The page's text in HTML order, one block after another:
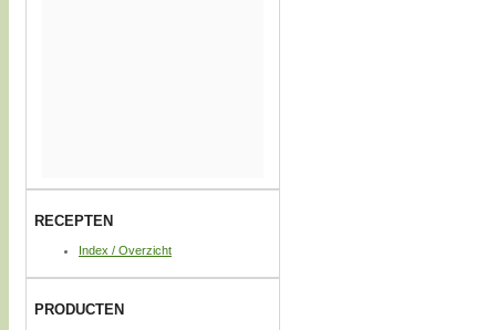
RECEPTEN
Index / Overzicht
PRODUCTEN